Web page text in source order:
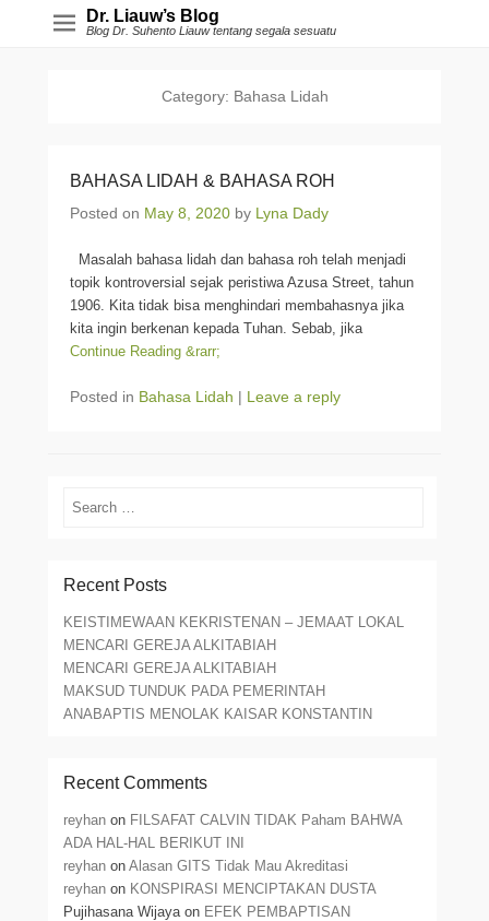
Dr. Liauw’s Blog
Blog Dr. Suhento Liauw tentang segala sesuatu
Category: Bahasa Lidah
BAHASA LIDAH & BAHASA ROH
Posted on May 8, 2020 by Lyna Dady
Masalah bahasa lidah dan bahasa roh telah menjadi
topik kontroversial sejak peristiwa Azusa Street, tahun
1906. Kita tidak bisa menghindari membahasnya jika
kita ingin berkenan kepada Tuhan. Sebab, jika
Continue Reading &rarr;
Posted in Bahasa Lidah | Leave a reply
Search
Recent Posts
KEISTIMEWAAN KEKRISTENAN – JEMAAT LOKAL
MENCARI GEREJA ALKITABIAH
MENCARI GEREJA ALKITABIAH
MAKSUD TUNDUK PADA PEMERINTAH
ANABAPTIS MENOLAK KAISAR KONSTANTIN
Recent Comments
reyhan on FILSAFAT CALVIN TIDAK Paham BAHWA
ADA HAL-HAL BERIKUT INI
reyhan onAlasan GITS Tidak Mau Akreditasi
reyhan on KONSPIRASI MENCIPTAKAN DUSTA
Pujihasana Wijayaon EFEK PEMBAPTISAN